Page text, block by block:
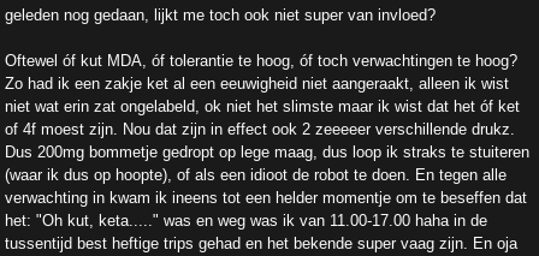
geleden nog gedaan, lijkt me toch ook niet super van invloed?
Oftewel óf kut MDA, óf tolerantie te hoog, óf toch verwachtingen te hoog?
Zo had ik een zakje ket al een eeuwigheid niet aangeraakt, alleen ik wist
niet wat erin zat ongelabeld, ok niet het slimste maar ik wist dat het óf ket
of 4f moest zijn. Nou dat zijn in effect ook 2 zeeeeer verschillende drukz.
Dus 200mg bommetje gedropt op lege maag, dus loop ik straks te stuiteren
(waar ik dus op hoopte), of als een idioot de robot te doen. En tegen alle
verwachting in kwam ik ineens tot een helder momentje om te beseffen dat
het: "Oh kut, keta....." was en weg was ik van 11.00-17.00 haha in de
tussentijd best heftige trips gehad en het bekende super vaag zijn. En oja